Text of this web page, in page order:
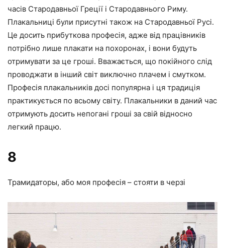
часів Стародавньої Греції і Стародавнього Риму.
Плакальниці були присутні також на Стародавньої Русі.
Це досить прибуткова професія, адже від працівників
потрібно лише плакати на похоронах, і вони будуть
отримувати за це гроші. Вважається, що покійного слід
проводжати в інший світ виключно плачем і смутком.
Професія плакальників досі популярна і ця традиція
практикується по всьому світу. Плакальники в даний час
отримують досить непогані гроші за свій відносно
легкий працю.
8
Трамидаторы, або моя професія – стояти в черзі